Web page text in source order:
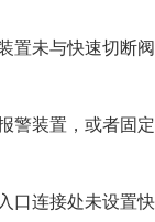
置未与快速切断
警装置，或者固
口连接处未设置